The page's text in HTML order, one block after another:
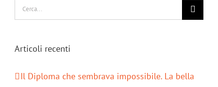
Cerca
Articoli recenti
Il Diploma che sembrava impossibile. La bella